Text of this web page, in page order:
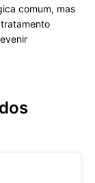
comum, mas